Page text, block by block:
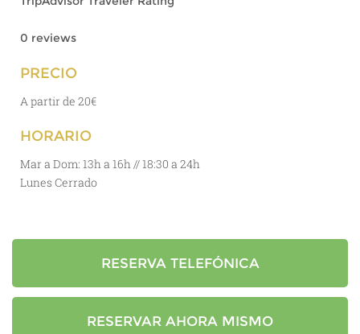
0 reviews
PRECIO
A partir de 20€
HORARIO
Mar a Dom: 13h a 16h // 18:30 a 24h
Lunes Cerrado
RESERVA TELEFÓNICA
RESERVAR AHORA MISMO